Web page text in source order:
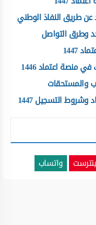
طريق النفاذ الوطني
وطرق التواصل
1447
منصة اعتماد 1446
والمستحقات
التسجيل 1447
واتساب